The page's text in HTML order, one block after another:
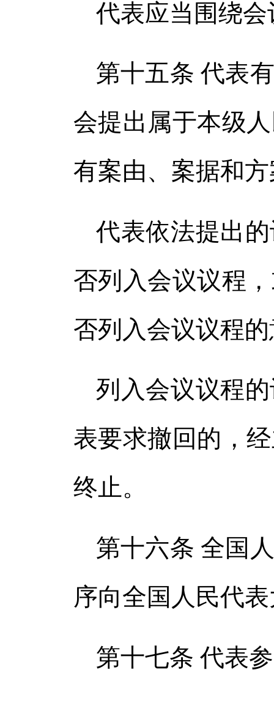
代表应当围绕
第十五条 代表
会提出属于本级
有案由、案据和
代表依法提出
否列入会议议程
否列入会议议程
列入会议议程
表要求撤回的，
终止。
第十六条 全国
序向全国人民代
第十七条 代表